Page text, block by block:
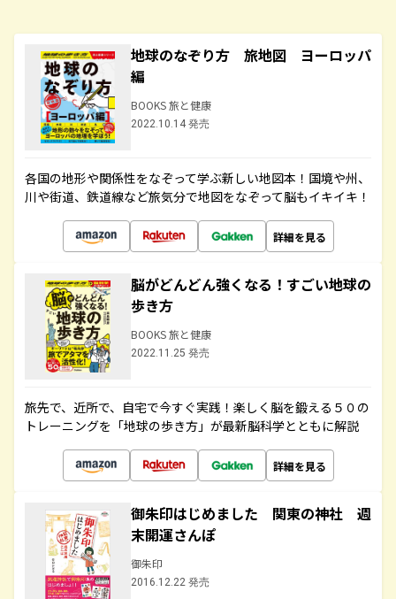
地球のなぞり方 旅地図 ヨーロッパ
編
BOOKS 旅と健康
2022.10.14 発売
各国の地形や関係性をなぞって学ぶ新しい地図本！国境や州、
川や街道、鉄道線など旅気分で地図をなぞって脳もイキイキ！
詳細を見る
脳がどんどん強くなる！すごい地球の
歩き方
BOOKS 旅と健康
2022.11.25 発売
旅先で、近所で、自宅で今すぐ実践！楽しく脳を鍛える５０の
トレーニングを「地球の歩き方」が最新脳科学とともに解説
詳細を見る
御朱印はじめました 関東の神社 週
末開運さんぽ
御朱印
2016.12.22 発売